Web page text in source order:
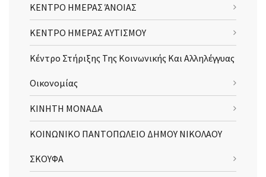
ΚΕΝΤΡΟ ΗΜΕΡΑΣ ΆΝΟΙΑΣ
ΚΕΝΤΡΟ ΗΜΕΡΑΣ ΑΥΤΙΣΜΟΥ
Κέντρο Στήριξης Της Κοινωνικής Και Αλληλέγγυας
Οικονομίας
ΚΙΝΗΤΗ ΜΟΝΑΔΑ
ΚΟΙΝΩΝΙΚΟ ΠΑΝΤΟΠΩΛΕΙΟ ΔΗΜΟΥ ΝΙΚΟΛΑΟΥ
ΣΚΟΥΦΑ